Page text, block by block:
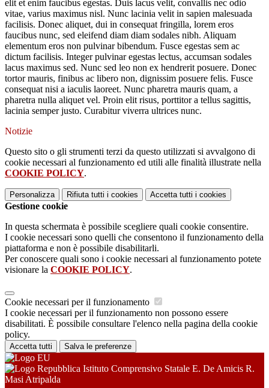
elit et enim faucibus egestas. Duis lacus velit, convallis nec odio
vitae, varius maximus nisl. Nunc lacinia velit in sapien malesuada
facilisis. Donec aliquet, dui in consequat fringilla, lorem eros
faucibus nunc, sed eleifend diam diam sodales nibh. Aliquam
elementum eros non pulvinar bibendum. Fusce egestas sem ac
dictum facilisis. Integer pulvinar egestas lectus, accumsan sodales
lacus maximus sed. Nunc sed leo non ex hendrerit posuere. Donec
tortor mauris, finibus ac libero non, dignissim posuere felis. Fusce
consequat nisi a iaculis laoreet. Nunc pharetra mauris quam, a
pharetra nulla aliquet vel. Proin elit risus, porttitor a tellus sagittis,
lacinia semper justo. Curabitur viverra ultrices nunc.
Notizie
Questo sito o gli strumenti terzi da questo utilizzati si avvalgono di
cookie necessari al funzionamento ed utili alle finalità illustrate nella
COOKIE POLICY.
Personalizza Rifiuta tutti i cookies Accetta tutti i cookies
Gestione cookie
In questa schermata è possibile scegliere quali cookie consentire.
I cookie necessari sono quelli che consentono il funzionamento della
piattaforma e non è possibile disabilitarli.
Per conoscere quali sono i cookie necessari al funzionamento potete
visionare la COOKIE POLICY.
Cookie necessari per il funzionamento
I cookie necessari per il funzionamento non possono essere
disabilitati. È possibile consultare l'elenco nella pagina della cookie
policy.
Accetta tutti Salva le preferenze
Istituto Comprensivo Statale E. De Amicis R.
Masi Atripalda